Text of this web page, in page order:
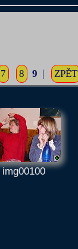
7 8 9 ZPĚT
img00100